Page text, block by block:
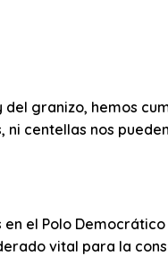
granizo, hemos
centellas nos
el Polo
vital para la